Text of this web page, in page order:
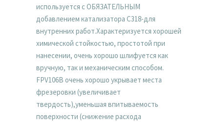
используется с ОБЯЗАТЕЛЬНЫМ
добавлением катализатора C318-для
внутренних работ.Характеризуется хорошей
химической стойкостью, простотой при
нанесении, очень хорошо шлифуется как
вручную, так и механическим способом.
FPV106B очень хорошо укрывает места
фрезеровки (увеличивает
твердость),уменьшая впитываемость
поверхности (снижение расхода